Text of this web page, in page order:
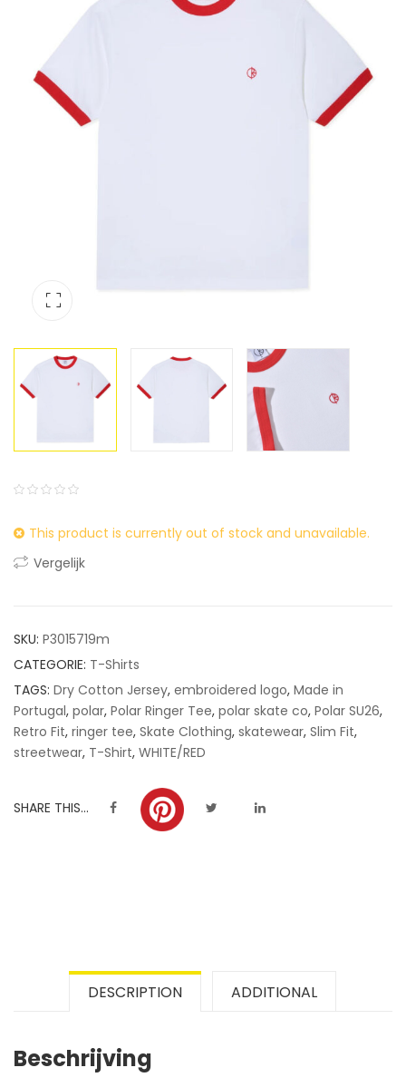
out
of
ratings
This product is currently out of stock and unavailable.
Vergelijk
SKU: P3015719m
CATEGORIE: T-Shirts
TAGS: Dry Cotton Jersey, embroidered logo, Made in
Portugal, polar, Polar Ringer Tee, polar skate co, Polar SU26,
Retro Fit, ringer tee, Skate Clothing, skatewear, Slim Fit,
streetwear, T-Shirt, WHITE/RED
SHARE THIS...
DESCRIPTION ADDITIONAL
Beschrijving